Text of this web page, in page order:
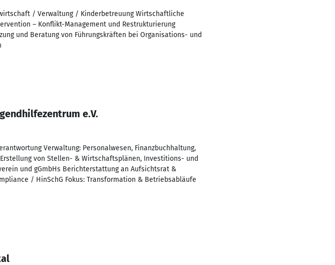
/ Verwaltung / Kinderbetreuung Wirtschaftliche
– Konflikt-Management und Restrukturierung
und Beratung von Führungskräften bei Organisations- und
e.V.
Verwaltung: Personalwesen, Finanzbuchhaltung,
von Stellen- & Wirtschaftsplänen, Investitions- und
und gGmbHs Berichterstattung an Aufsichtsrat &
/ HinSchG Fokus: Transformation & Betriebsabläufe